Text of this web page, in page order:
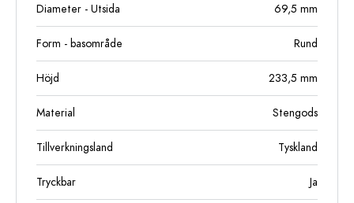
Diameter - Utsida 69,5 mm
Form - basområde Rund
Höjd 233,5 mm
Material Stengods
Tillverkningsland Tyskland
Tryckbar Ja